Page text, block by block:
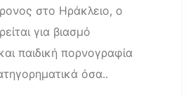
στο Ηράκλειο, ο
για βιασμό
παιδική πορνογραφία
όσα..